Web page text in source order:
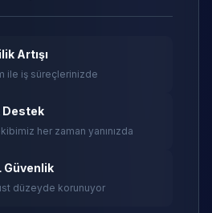
Artışı
ile iş süreçlerinizde
Destek
her zaman yanınızda
Güvenlik
düzeyde korunuyor